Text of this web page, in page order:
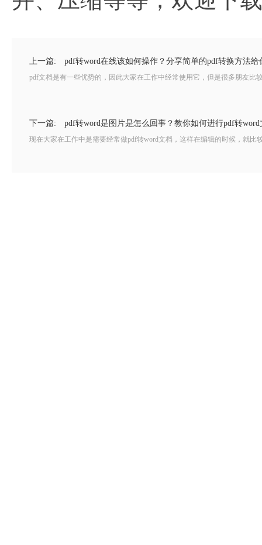
上一篇: pdf转word在线该如何操作？分享简单的pdf转换方法给
pdf文档是有一些优势的，因此大家在工作中经常使用它，但是很多朋友比
下一篇: pdf转word是图片是怎么回事？教你如何进行pdf转
现在大家在工作中是需要经常做pdf转word文档，这样在编辑的时候，就